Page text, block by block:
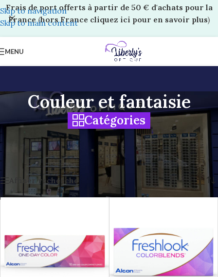
Skip to navigation
Skip to main content
Frais de port offerts à partir de 50 € d'achats pour la
France(hors France cliquez ici pour en savoir plus)
MENU
Couleur et fantaisie
Catégories
Boutique Liberty’s/ Lentilles et solutions/
/ Couleur et fantaisie
5 résultats affichés
Affiner recherche